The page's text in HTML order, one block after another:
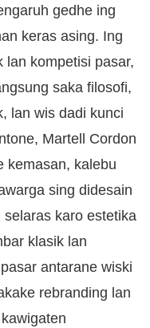
gedhe ing
keras asing. Ing
lan kompetisi pasar,
saka filosofi,
lan wis dadi kunci
Martell Cordon
kemasan, kalebu
sing didesain
karo estetika
klasik lan
antarane wiski
rebranding lan